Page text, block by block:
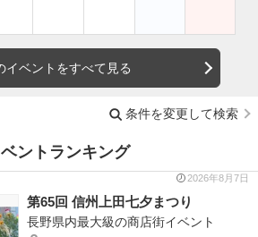
イベントをすべて見る
条件を変更して検索
ントランキング
2026年8月7日
第65回 信州上田七夕まつり
長野県内最大級の商店街イベント